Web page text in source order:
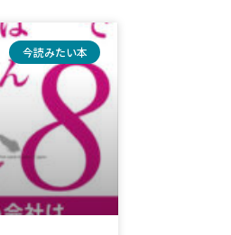
今読みたい本